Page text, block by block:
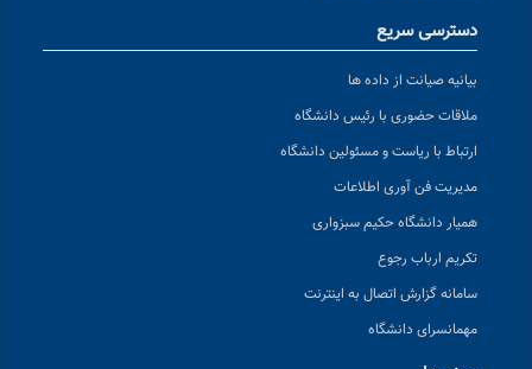
دسترسی سریع
بیانیه صیانت از داده ها
ملاقات حضوری با رئیس دانشگاه
ارتباط با ریاست و مسئولین دانشگاه
مدیریت فن آوری اطلاعات
همیار دانشگاه حکیم سبزواری
تکریم ارباب رجوع
سامانه گزارش اتصال به اینترنت
مهمانسرای دانشگاه